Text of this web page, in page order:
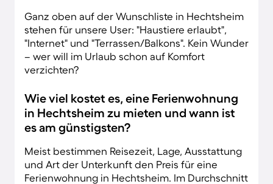
Ganz oben auf der Wunschliste in Hechtsheim
stehen für unsere User: "Haustiere erlaubt",
"Internet" und "Terrassen/Balkons". Kein Wunder
– wer will im Urlaub schon auf Komfort
verzichten?
Wie viel kostet es, eine Ferienwohnung
in Hechtsheim zu mieten und wann ist
es am günstigsten?
Meist bestimmen Reisezeit, Lage, Ausstattung
und Art der Unterkunft den Preis für eine
Ferienwohnung in Hechtsheim. Im Durchschnitt